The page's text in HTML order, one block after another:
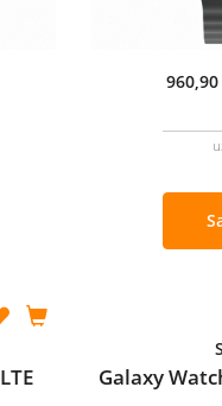
960,90
Galaxy